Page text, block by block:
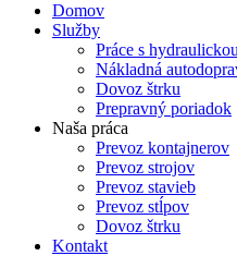
Domov
Služby
Práce s
Nákladná
Dovoz štrku
Prepravný poriadok
Naša práca
Prevoz kontajnerov
Prevoz strojov
Prevoz stavieb
Prevoz stĺpov
Dovoz štrku
Kontakt